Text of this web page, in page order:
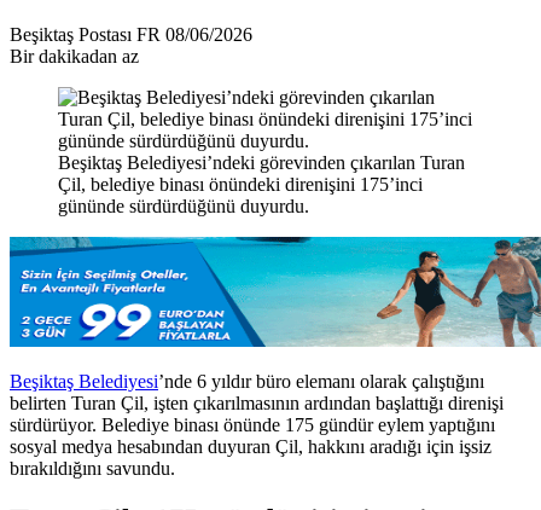
Beşiktaş Postası FR Bir
göndermek
08/06/2026
Bir dakikadan az
Beşiktaş Belediyesi’ndeki görevinden çıkarılan Turan
Çil, belediye binası önündeki direnişini 175’inci
gününde sürdürdüğünü duyurdu.
Beşiktaş Belediyesi’nde 6 yıldır büro elemanı olarak çalıştığını
belirten Turan Çil, işten çıkarılmasının ardından başlattığı direnişi
sürdürüyor. Belediye binası önünde 175 gündür eylem yaptığını
sosyal medya hesabından duyuran Çil, hakkını aradığı için işsiz
bırakıldığını savundu.